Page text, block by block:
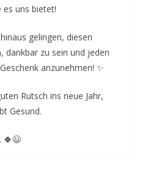
es uns bietet!
gelingen, diesen
dankbar zu sein und jeden
anzunehmen! ✨
Rutsch ins neue Jahr,
Gesund.
🍀😃